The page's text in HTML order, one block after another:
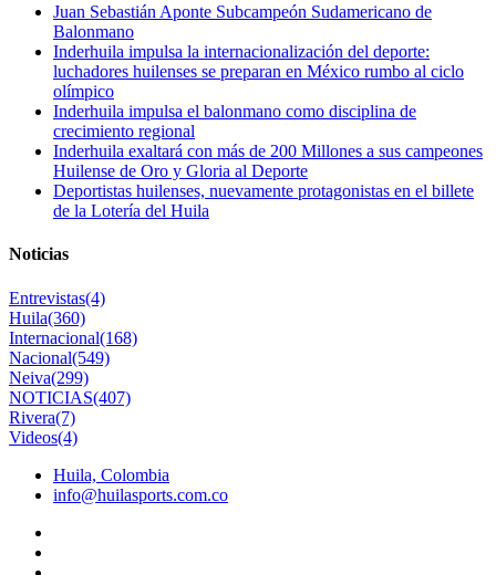
Juan Sebastián Aponte Subcampeón Sudamericano de
Balonmano
Inderhuila impulsa la internacionalización del deporte:
luchadores huilenses se preparan en México rumbo al ciclo
olímpico
Inderhuila impulsa el balonmano como disciplina de
crecimiento regional
Inderhuila exaltará con más de 200 Millones a sus campeones
Huilense de Oro y Gloria al Deporte
Deportistas huilenses, nuevamente protagonistas en el billete
de la Lotería del Huila
Noticias
Entrevistas(4)
Huila(360)
Internacional(168)
Nacional(549)
Neiva(299)
NOTICIAS(407)
Rivera(7)
Videos(4)
Huila, Colombia
info@huilasports.com.co